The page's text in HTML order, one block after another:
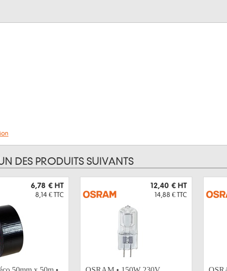
DES PRODUITS SUIVANTS
6,78 € HT
8,14 € TTC
12,40 € HT
14,88 € TTC